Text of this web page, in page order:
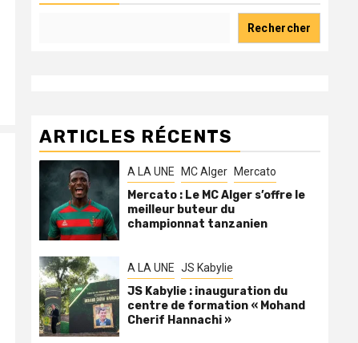
Rechercher
ARTICLES RÉCENTS
A LA UNE MC Alger Mercato
Mercato : Le MC Alger s’offre le
meilleur buteur du
championnat tanzanien
A LA UNE JS Kabylie
JS Kabylie : inauguration du
centre de formation « Mohand
Cherif Hannachi »